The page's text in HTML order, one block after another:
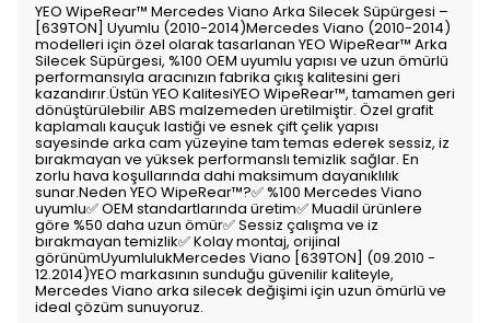
YEO WipeRear™ Mercedes Viano Arka Silecek Süpürgesi –
[639TON] Uyumlu (2010-2014)Mercedes Viano (2010-2014)
modelleri için özel olarak tasarlanan YEO WipeRear™ Arka
Silecek Süpürgesi, %100 OEM uyumlu yapısı ve uzun ömürlü
performansıyla aracınızın fabrika çıkış kalitesini geri
kazandırır.Üstün YEO KalitesiYEO WipeRear™, tamamen geri
dönüştürülebilir ABS malzemeden üretilmiştir. Özel grafit
kaplamalı kauçuk lastiği ve esnek çift çelik yapısı
sayesinde arka cam yüzeyine tam temas ederek sessiz, iz
bırakmayan ve yüksek performanslı temizlik sağlar. En
zorlu hava koşullarında dahi maksimum dayanıklılık
sunar.Neden YEO WipeRear™?✅ %100 Mercedes Viano
uyumlu✅ OEM standartlarında üretim✅ Muadil ürünlere
göre %50 daha uzun ömür✅ Sessiz çalışma ve iz
bırakmayan temizlik✅ Kolay montaj, orijinal
görünümUyumlulukMercedes Viano [639TON] (09.2010 -
12.2014)YEO markasının sunduğu güvenilir kaliteyle,
Mercedes Viano arka silecek değişimi için uzun ömürlü ve
ideal çözüm sunuyoruz.